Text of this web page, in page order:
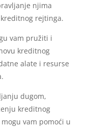
njima
rejtinga.
vam pružiti i
kreditnog
alate i resurse
dugom,
kreditnog
vam pomoći u